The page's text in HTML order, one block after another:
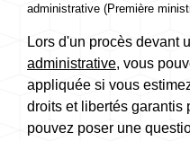
administrative (Première
Lors d'un procès devant
administrative, vous
appliquée si vous
droits et libertés garantis
pouvez poser une